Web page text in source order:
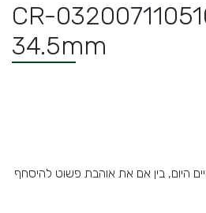
CR-
34.5mm
לחיים היום, בין אם את אוהבת פשוט להיסחף